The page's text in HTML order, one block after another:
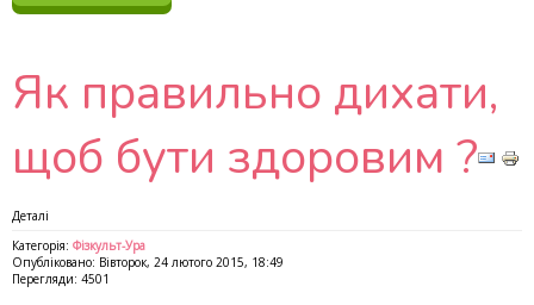
Як правильно дихати,
щоб бути здоровим ?
Деталі
Категорія: Фізкульт-Ура
Опубліковано: Вівторок, 24 лютого 2015, 18:49
Перегляди: 4501